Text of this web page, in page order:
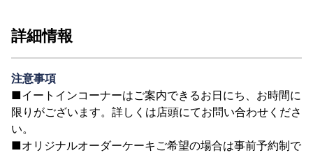
詳細情報
注意事項
■イートインコーナーはご案内できるお日にち、お時間に
限りがございます。詳しくは店頭にてお問い合わせくださ
い。
■オリジナルオーダーケーキご希望の場合は事前予約制で